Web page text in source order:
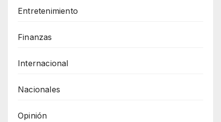
Entretenimiento
Finanzas
Internacional
Nacionales
Opinión